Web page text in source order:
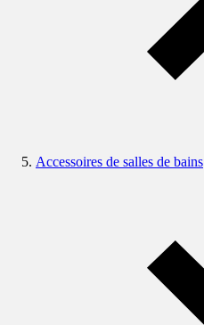
Accessoires de salles de bains